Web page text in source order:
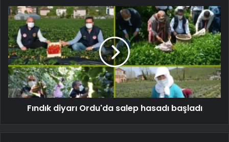
Fındık diyarı Ordu'da salep hasadı başladı